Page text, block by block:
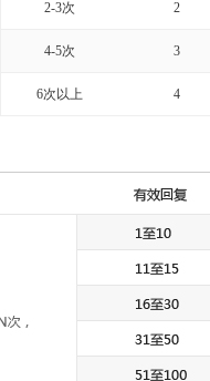
2-3次 2
4-5次 3
6次以上 4